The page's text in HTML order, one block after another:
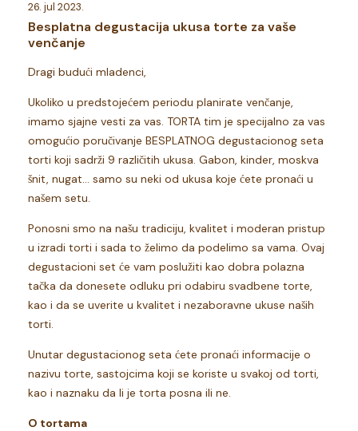
26. jul 2023.
Besplatna degustacija ukusa torte za vaše
venčanje
Dragi budući mladenci,
Ukoliko u predstojećem periodu planirate venčanje,
imamo sjajne vesti za vas. TORTA tim je specijalno za vas
omogućio poručivanje BESPLATNOG degustacionog seta
torti koji sadrži 9 različitih ukusa. Gabon, kinder, moskva
šnit, nugat... samo su neki od ukusa koje ćete pronaći u
našem setu.
Ponosni smo na našu tradiciju, kvalitet i moderan pristup
u izradi torti i sada to želimo da podelimo sa vama. Ovaj
degustacioni set će vam poslužiti kao dobra polazna
tačka da donesete odluku pri odabiru svadbene torte,
kao i da se uverite u kvalitet i nezaboravne ukuse naših
torti.
Unutar degustacionog seta ćete pronaći informacije o
nazivu torte, sastojcima koji se koriste u svakoj od torti,
kao i naznaku da li je torta posna ili ne.
O tortama